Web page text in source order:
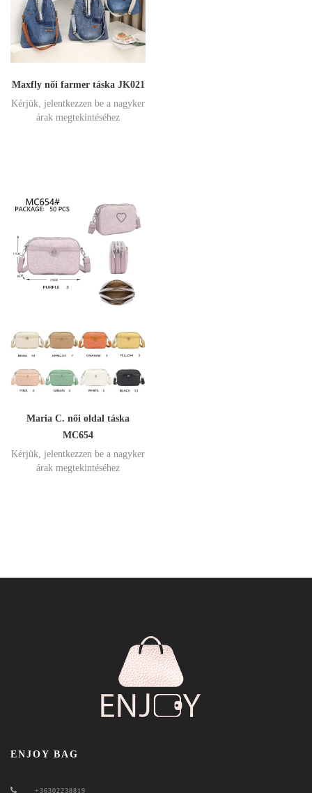
Maxfly női farmer táska JK021
Kérjük, jelentkezzen be a nagyker
árak megtekintéséhez
Maria C. női oldal táska
MC654
Kérjük, jelentkezzen be a nagyker
árak megtekintéséhez
ENJOY BAG
+36302238819